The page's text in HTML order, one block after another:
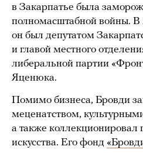
в Закарпатье была
полномасштабной войны. В
он был депутатом
и главой местного
либеральной партии
Яценюка.
Помимо бизнеса, Бровди
меценатством,
а также коллекционировал
искусства. Его фонд